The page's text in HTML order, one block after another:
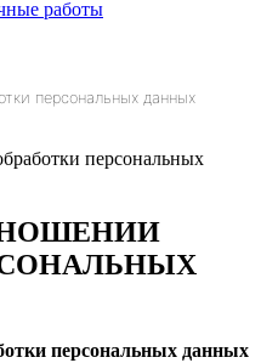
работы
персональных данных
персональных
персональных данных